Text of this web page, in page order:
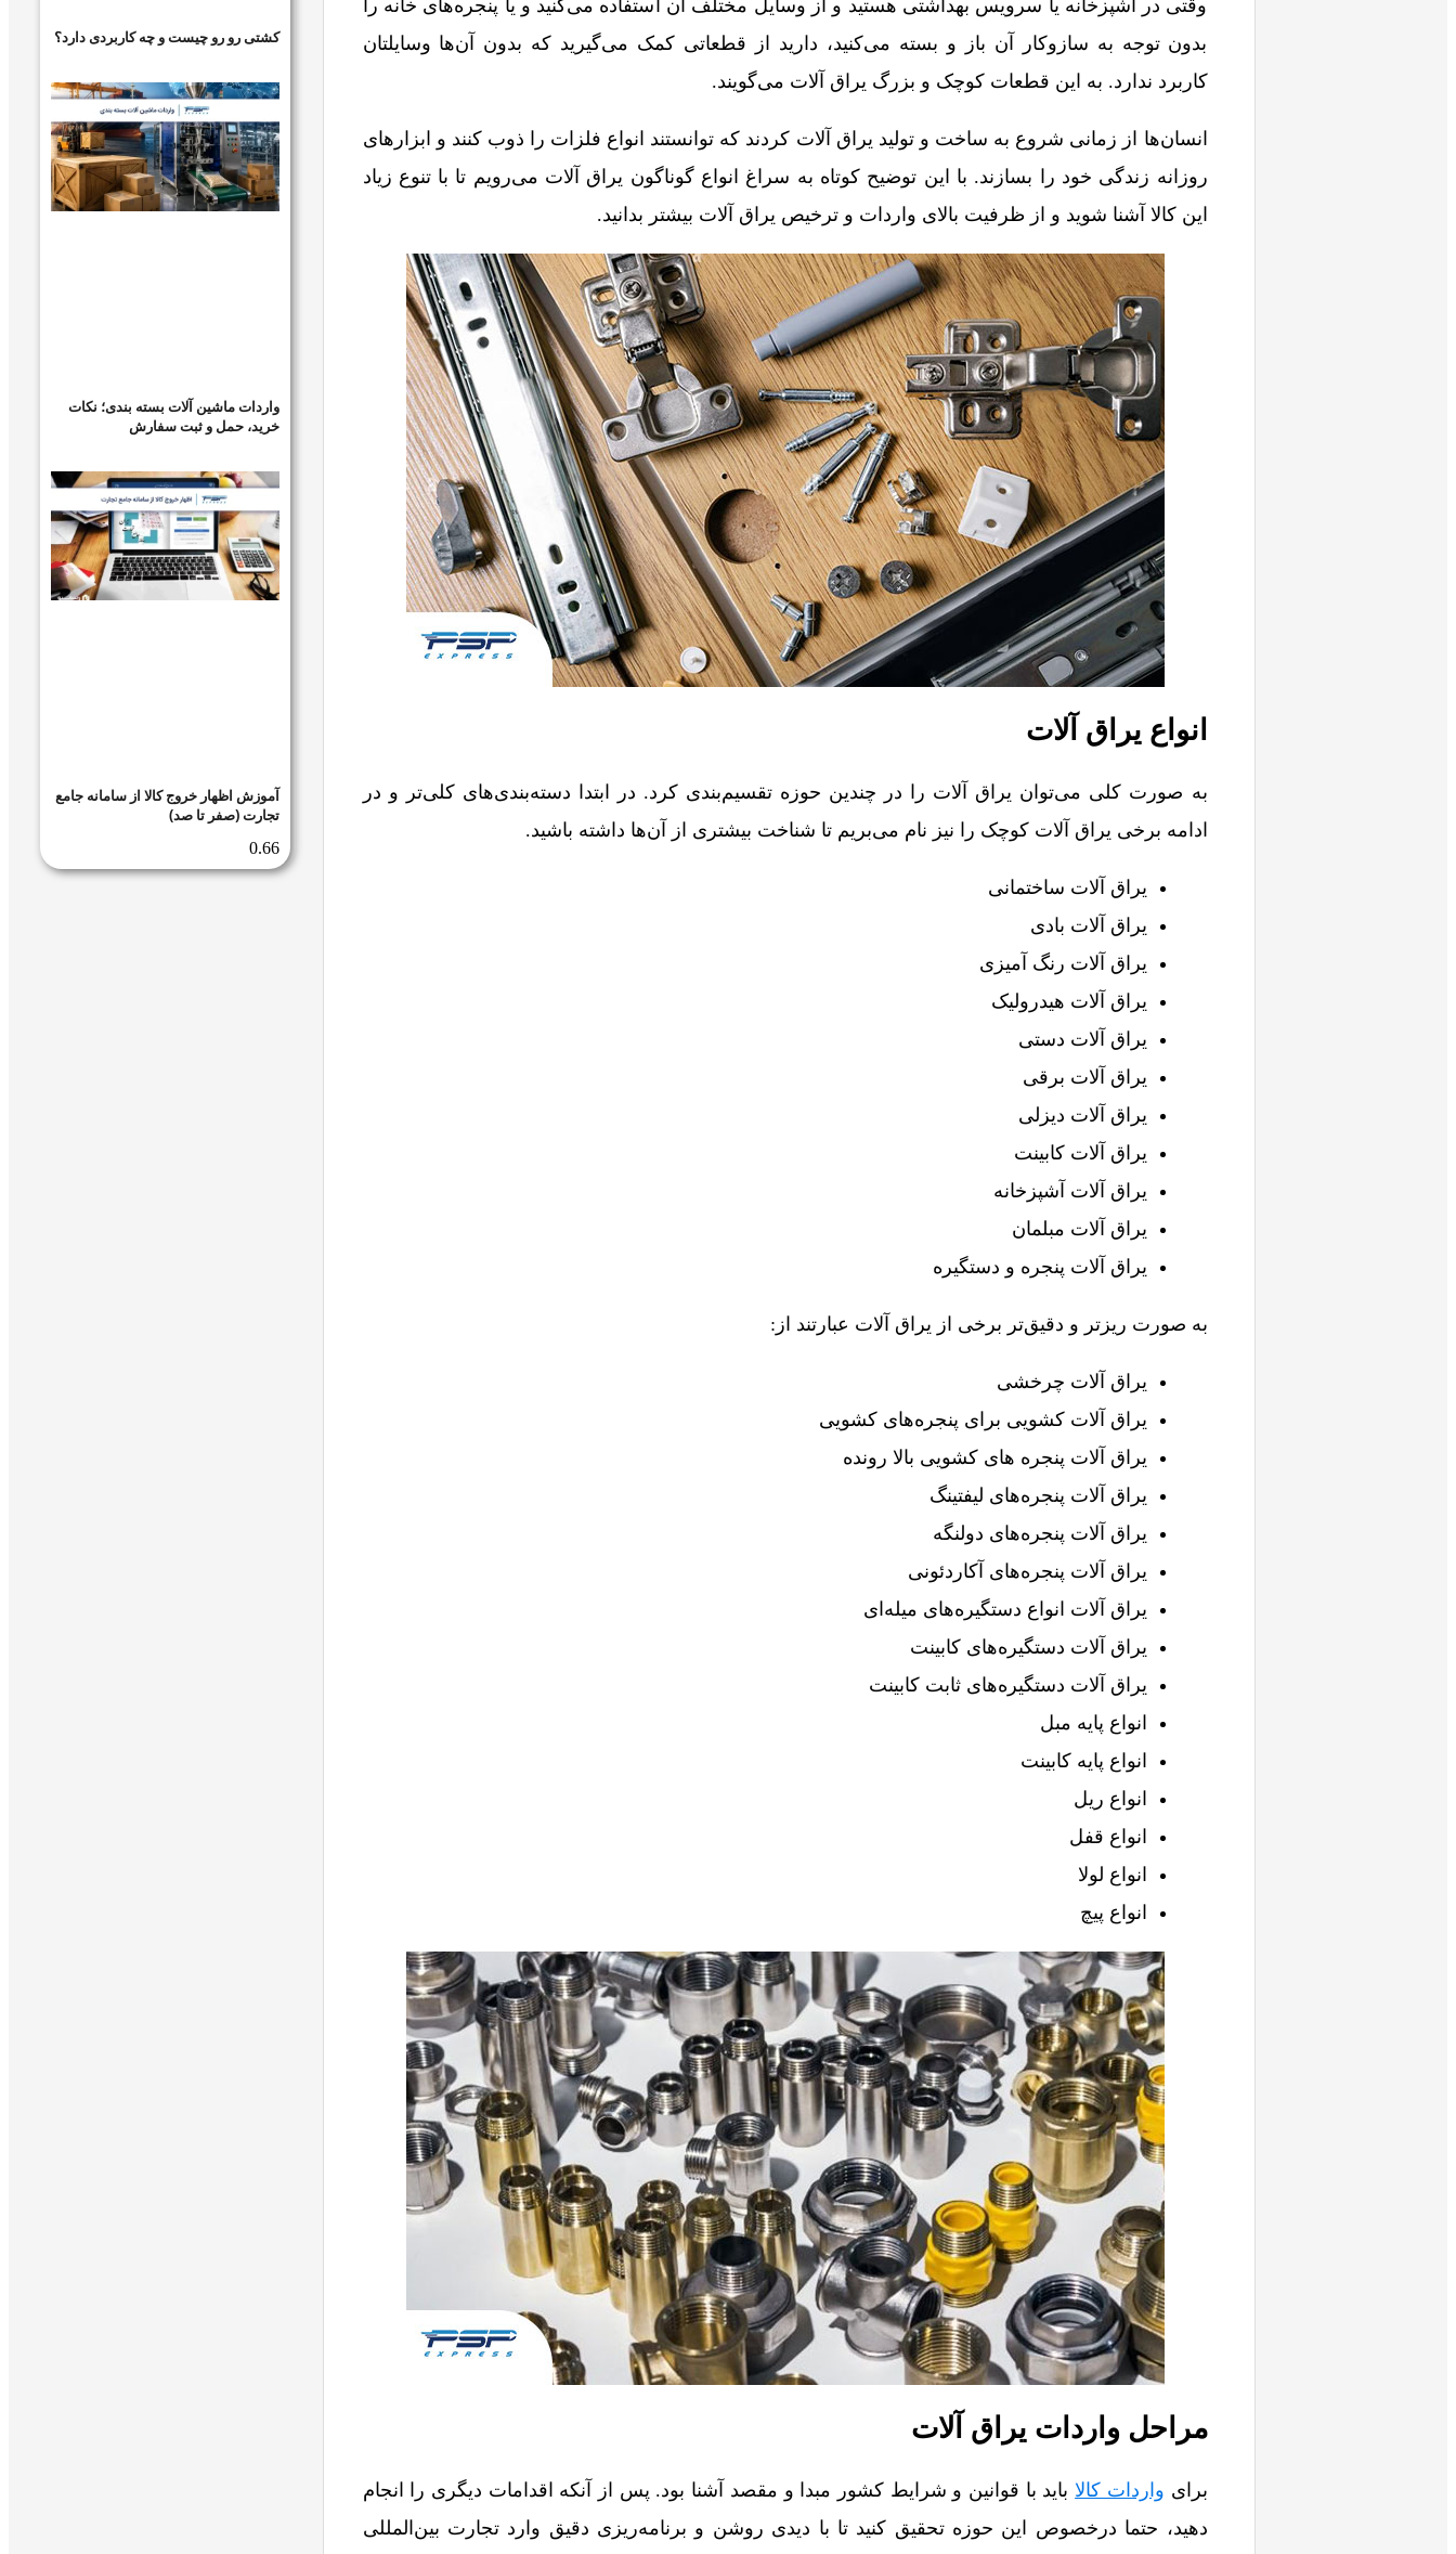
وقتی در آشپزخانه یا سرویس بهداشتی هستید و از وسایل مختلف آن استفاده می‌کنید و یا پنجره‌های خانه را
بدون توجه به سازوکار آن باز و بسته می‌کنید، دارید از قطعاتی کمک می‌گیرید که بدون آن‌ها وسایلتان
کاربرد ندارد. به این قطعات کوچک و بزرگ یراق آلات می‌گویند.
انسان‌ها از زمانی شروع به ساخت و تولید یراق آلات کردند که توانستند انواع فلزات را ذوب کنند و ابزارهای
روزانه زندگی خود را بسازند. با این توضیح کوتاه به سراغ انواع گوناگون یراق آلات می‌رویم تا با تنوع زیاد
این کالا آشنا شوید و از ظرفیت بالای واردات و ترخیص یراق آلات بیشتر بدانید.
انواع یراق آلات
به صورت کلی می‌توان یراق آلات را در چندین حوزه تقسیم‌بندی کرد. در ابتدا دسته‌بندی‌های کلی‌تر و در
ادامه برخی یراق آلات کوچک را نیز نام می‌بریم تا شناخت بیشتری از آن‌ها داشته باشید.
یراق آلات ساختمانی
یراق آلات بادی
یراق آلات رنگ آمیزی
یراق آلات هیدرولیک
یراق آلات دستی
یراق آلات برقی
یراق آلات دیزلی
یراق آلات کابینت
یراق آلات آشپزخانه
یراق آلات مبلمان
یراق آلات پنجره و دستگیره
به صورت ریزتر و دقیق‌تر برخی از یراق آلات عبارتند از:
یراق آلات چرخشی
یراق آلات کشویی برای پنجره‌های کشویی
یراق آلات پنجره های کشویی بالا رونده
یراق آلات پنجره‌های لیفتینگ
یراق آلات پنجره‌های دولنگه
یراق آلات پنجره‌های آکاردئونی
یراق آلات انواع دستگیره‌های میله‌ای
یراق آلات دستگیره‌های کابینت
یراق آلات دستگیره‌های ثابت کابینت
انواع پایه مبل
انواع پایه کابینت
انواع ریل
انواع قفل
انواع لولا
انواع پیچ
مراحل واردات یراق آلات
برای واردات کالا باید با قوانین و شرایط کشور مبدا و مقصد آشنا بود. پس از آنکه اقدامات دیگری را انجام
دهید، حتما درخصوص این حوزه تحقیق کنید تا با دیدی روشن و برنامه‌ریزی دقیق وارد تجارت بین‌المللی
کشتی رو رو چیست و چه کاربردی دارد؟
واردات ماشین آلات بسته بندی؛ نکات
خرید، حمل و ثبت سفارش
آموزش اظهار خروج کالا از سامانه جامع
تجارت (صفر تا صد)